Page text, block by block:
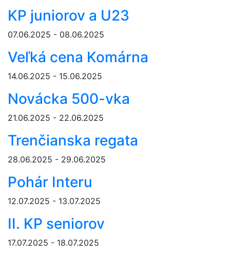
KP juniorov a U23
07.06.2025 - 08.06.2025
Veľká cena Komárna
14.06.2025 - 15.06.2025
Novácka 500-vka
21.06.2025 - 22.06.2025
Trenčianska regata
28.06.2025 - 29.06.2025
Pohár Interu
12.07.2025 - 13.07.2025
II. KP seniorov
17.07.2025 - 18.07.2025